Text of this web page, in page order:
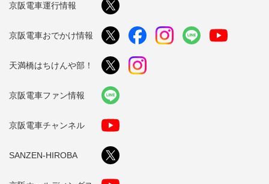
京阪電車運行情報
京阪電車おでかけ情報
天満橋はちけんや部！
京阪電車ファン情報
京阪電車チャンネル
SANZEN-HIROBA